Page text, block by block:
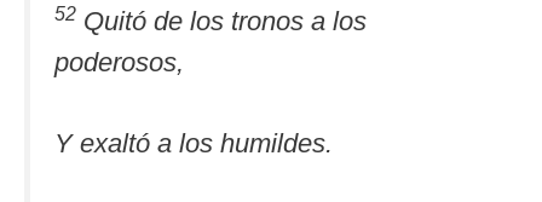
52 Quitó de los tronos a los
poderosos,
Y exaltó a los humildes.